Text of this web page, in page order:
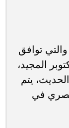
6 أكتوبر، والتي توافق
المجيد،
يتم
في